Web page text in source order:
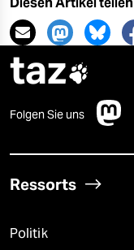
taz
Folgen Sie uns
Ressorts
Politik